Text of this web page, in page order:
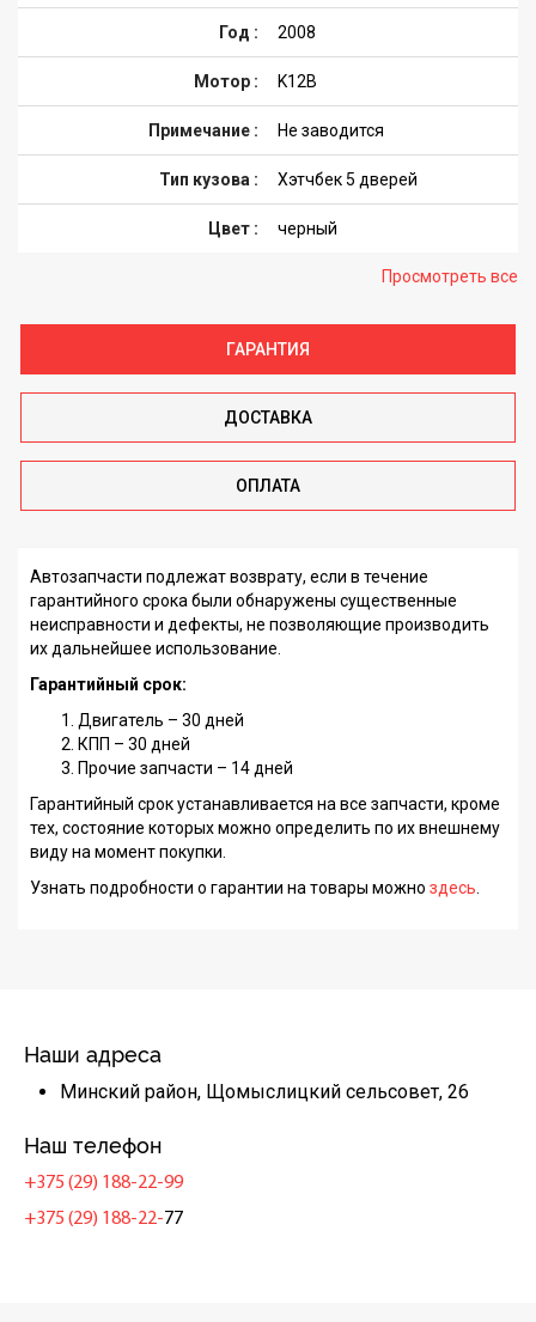
Год : 2008
Мотор : K12B
Примечание : Не заводится
Тип кузова : Хэтчбек 5 дверей
Цвет : черный
Просмотреть все
ГАРАНТИЯ
ДОСТАВКА
ОПЛАТА
Автозапчасти подлежат возврату, если в течение
гарантийного срока были обнаружены существенные
неисправности и дефекты, не позволяющие производить
их дальнейшее использование.
Гарантийный срок:
Двигатель – 30 дней
КПП – 30 дней
Прочие запчасти – 14 дней
Гарантийный срок устанавливается на все запчасти, кроме
тех, состояние которых можно определить по их внешнему
виду на момент покупки.
Узнать подробности о гарантии на товары можно здесь.
Наши адреса
Минский район, Щомыслицкий сельсовет, 26
Наш телефон
+375 (29) 188-22-99
+375 (29) 188-22-77